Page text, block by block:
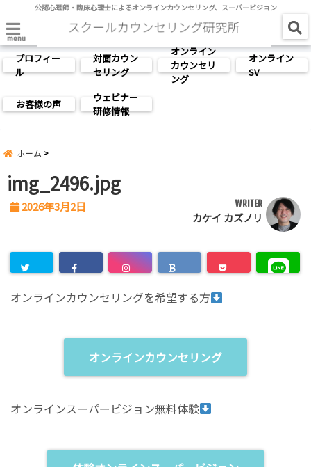
公認心理師・臨床心理士によるオンラインカウンセリング、スーパービジョン
menu
プロフィー
ル
対面カウン
セリング
オンライン
カウンセリ
ング
オンライン
SV
お客様の声
ウェビナー
研修情報
ホーム
img_2496.jpg
2026年3月2日 WRITER
カケイ カズノリ
オンラインカウンセリングを希望する方
オンラインカウンセリング
オンラインスーパービジョン無料体験